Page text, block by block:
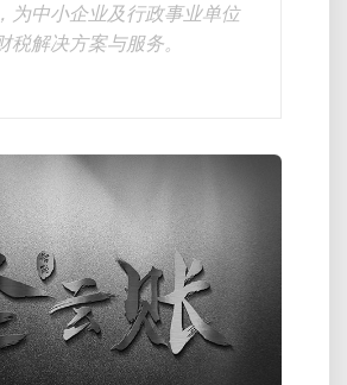
为中小企业及行政事业单位
税解决方案与服务。